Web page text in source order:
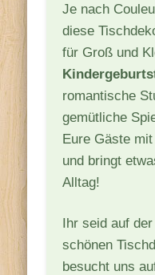
Je nach
diese
für Groß und
romantische
gemütliche
Eure Gäste
und bringt
Alltag!
Ihr seid auf
schönen
besucht uns